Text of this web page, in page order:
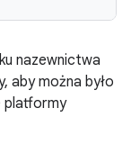
nazewnictwa
aby można było
platformy